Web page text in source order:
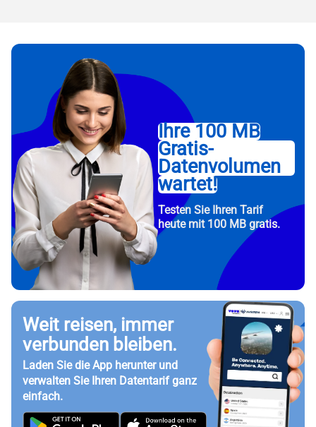
Ihre 100 MB
Gratis-
Datenvolumen
wartet!
Testen Sie Ihren Tarif
heute mit 100 MB gratis.
Weit reisen, immer
verbunden bleiben.
Laden Sie die App herunter und
verwalten Sie Ihren Datentarif ganz
einfach.